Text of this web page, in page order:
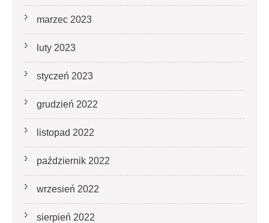
marzec 2023
luty 2023
styczeń 2023
grudzień 2022
listopad 2022
październik 2022
wrzesień 2022
sierpień 2022